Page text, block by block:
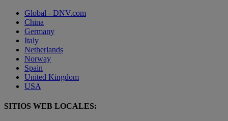
Global - DNV.com
China
Germany
Italy
Netherlands
Norway
Spain
United Kingdom
USA
SITIOS WEB LOCALES: